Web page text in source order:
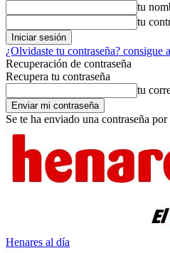
tu
tu
¿Olvidaste tu contraseña? consigue
Recuperación de contraseña
Recupera tu contraseña
tu
Se te ha enviado una contraseña
Henares al día